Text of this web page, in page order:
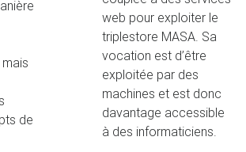
web pour exploiter le
triplestore MASA. Sa
vocation est d’être
exploitée par des
machines et est donc
davantage accessible
à des informaticiens.
mais
de